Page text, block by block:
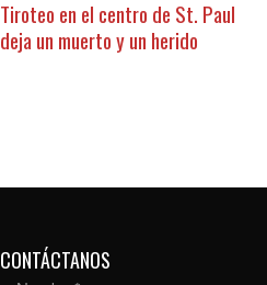
Tiroteo en el centro de St. Paul
deja un muerto y un herido
CONTÁCTANOS